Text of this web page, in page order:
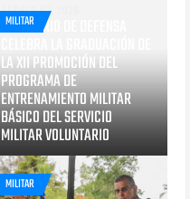
MILITAR
AGOSTO 03, 2026
MINISTERIO DE DEFENSA
LA XII PROMOCIÓN DEL
PROGRAMA DE
ENTRENAMIENTO MILITAR
BÁSICO DEL SERVICIO
MILITAR VOLUNTARIO
MILITAR